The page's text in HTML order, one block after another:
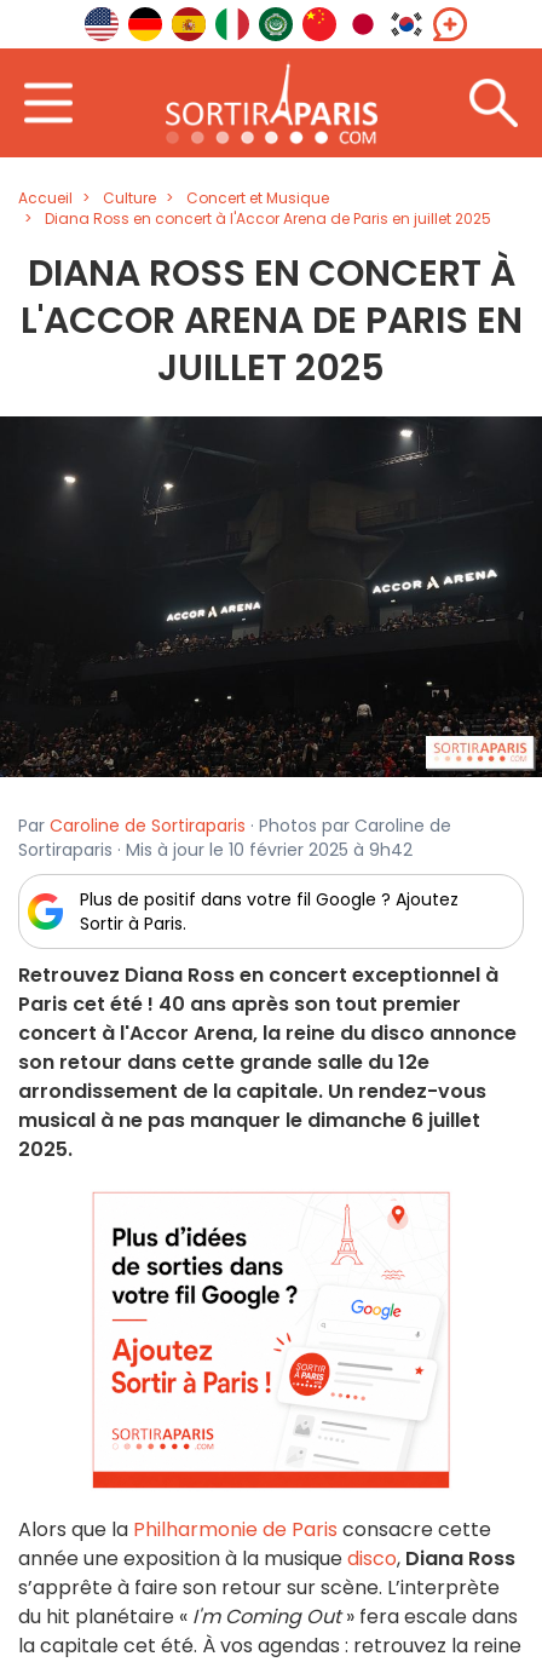
Accueil Culture
Concert et Musique
Diana Ross en concert à l'Accor Arena de Paris en juillet 2025
DIANA ROSS EN CONCERT À
L'ACCOR ARENA DE PARIS EN
JUILLET 2025
Par Caroline de Sortiraparis · Photos par Caroline de
Sortiraparis · Mis à jour le 10 février 2025 à 9h42
Plus de positif dans votre fil Google ? Ajoutez
Sortir à Paris.
Retrouvez Diana Ross en concert exceptionnel à
Paris cet été ! 40 ans après son tout premier
concert à l'Accor Arena, la reine du disco annonce
son retour dans cette grande salle du 12e
arrondissement de la capitale. Un rendez-vous
musical à ne pas manquer le dimanche 6 juillet
2025.
Alors que la Philharmonie de Paris consacre cette
année une exposition à la musiquedisco, Diana Ross
s’apprête à faire son retour sur scène. L’interprète
du hit planétaire « I'm Coming Out» fera escale dans
la capitale cet été. À vos agendas : retrouvez la reine